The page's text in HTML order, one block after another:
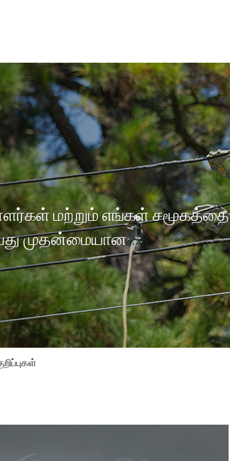
மற்றும் எங்கள் சமூகத்தை
முதன்மையான